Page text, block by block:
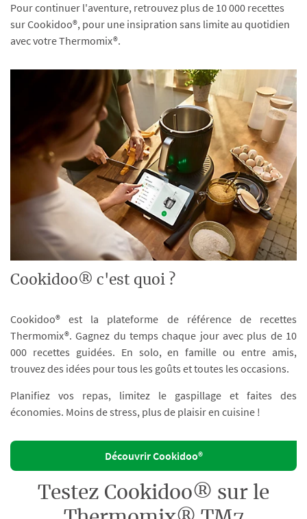
Pour continuer l'aventure, retrouvez plus de 10 000 recettes
sur Cookidoo®, pour une insipration sans limite au quotidien
avec votre Thermomix®.
Cookidoo® c'est quoi ?
Cookidoo® est la plateforme de référence de recettes
Thermomix®. Gagnez du temps chaque jour avec plus de 10
000 recettes guidées. En solo, en famille ou entre amis,
trouvez des idées pour tous les goûts et toutes les occasions.
Planifiez vos repas, limitez le gaspillage et faites des
économies. Moins de stress, plus de plaisir en cuisine !
Découvrir Cookidoo®
Testez Cookidoo® sur le